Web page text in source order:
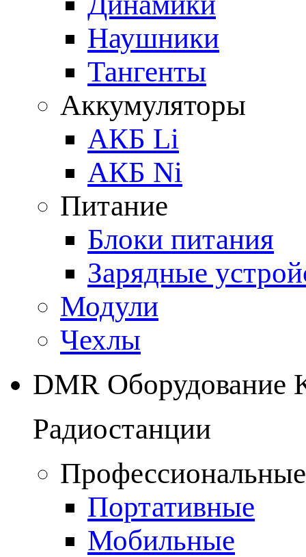
Наушники
Тангенты
Аккумуляторы
АКБ Li
АКБ Ni
Питание
Блоки питания
Зарядные
Модули
Чехлы
DMR Оборудование
Радиостанции
Портативные
Мобильные